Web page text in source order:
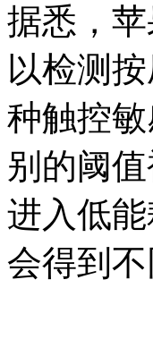
据悉，
以检测
种触控
别的阈
进入低
会得到不